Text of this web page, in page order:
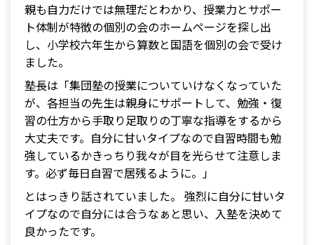
親も自力だけでは無理だとわかり、授業力とサポー
ト体制が特徴の個別の会のホームページを探し出
し、小学校六年生から算数と国語を個別の会で受け
ました。
塾長は「集団塾の授業についていけなくなっていた
が、各担当の先生は親身にサポートして、勉強・復
習の仕方から手取り足取りの丁寧な指導をするから
大丈夫です。自分に甘いタイプなので自習時間も勉
強しているかきっちり我々が目を光らせて注意しま
す。必ず毎日自習で居残るように。」
とはっきり話されていました。 強烈に自分に甘いタ
イプなので自分には合うなぁと思い、入塾を決めて
良かったです。